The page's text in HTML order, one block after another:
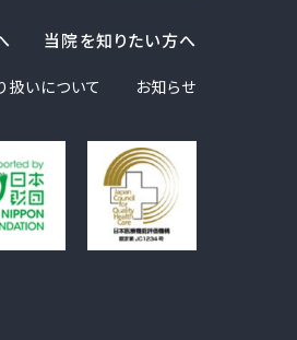
当院を知りたい方へ
いについて お知らせ